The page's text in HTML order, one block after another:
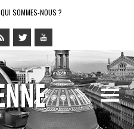
QUI SOMMES-NOUS ?